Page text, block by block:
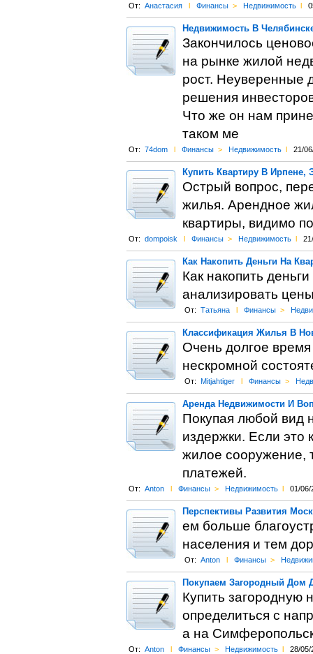
От: Анастасия l Финансы > Недвижимость l
Недвижимость В
Закончилось
на рынке жилой
рост. Неуверенные
решения
Что же он нам
таком ме
От: 74dom l Финансы > Недвижимость l 21/
Купить Квартиру В Ирпене,
Острый вопрос,
жилья. Арендное
квартиры, видимо
От: dompoisk l Финансы > Недвижимость l
Как Накопить Деньги На
Как накопить
анализировать
От: Татьяна l Финансы >
Классификация Жилья В
Очень долгое время
нескромной
От: Mitjahtiger l Финансы >
Аренда Недвижимости И
Покупая любой вид
издержки. Если это
жилое сооружение,
платежей.
От: Anton l Финансы > Недвижимость l 01/06/
Перспективы Развития
ем больше
населения и тем
От: Anton l Финансы >
Покупаем Загородный Дом
Купить загородную
определиться с
а на
От: Anton l Финансы > Недвижимость l 28/05/